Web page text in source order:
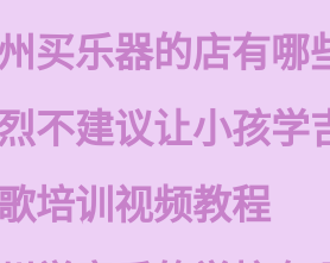
买乐器的店有哪
不建议让小孩学
培训视频教程